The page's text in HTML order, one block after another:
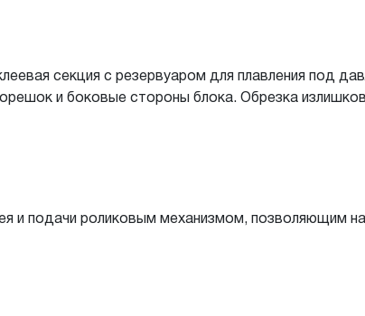
секция с резервуаром для плавления под
и боковые стороны блока. Обрезка излишков
и подачи роликовым механизмом, позволяющим